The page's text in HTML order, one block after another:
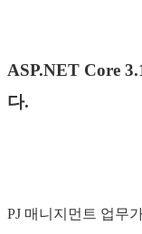
ASP.NET Core
다.
PJ 매니지먼트 업무